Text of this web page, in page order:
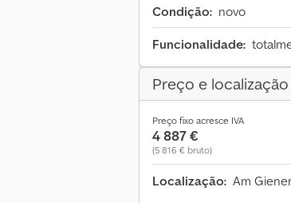
Condição: novo
Funcionalidade:
Preço e localização
Preço fixo acresce IVA
4 887 €
(5 816 € bruto)
Localização: Am